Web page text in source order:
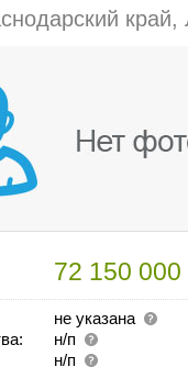
край,
72 150 000
не указана
н/п
н/п